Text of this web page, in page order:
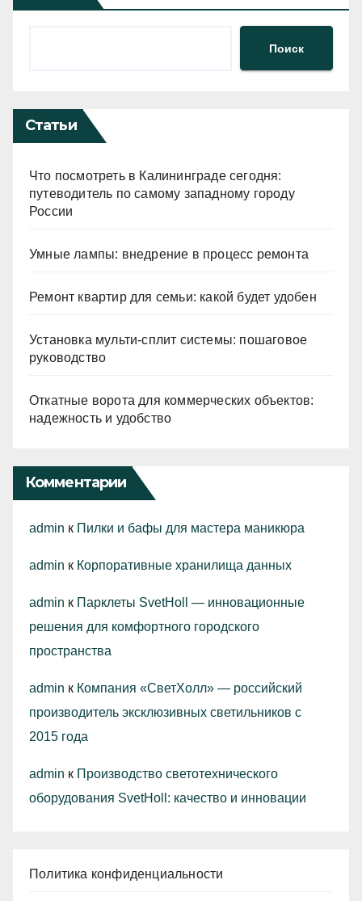
Поиск
Статьи
Что посмотреть в Калининграде сегодня:
путеводитель по самому западному городу
России
Умные лампы: внедрение в процесс ремонта
Ремонт квартир для семьи: какой будет удобен
Установка мульти-сплит системы: пошаговое
руководство
Откатные ворота для коммерческих объектов:
надежность и удобство
Комментарии
admin к Пилки и бафы для мастера маникюра
admin к Корпоративные хранилища данных
admin к Парклеты SvetHoll — инновационные
решения для комфортного городского
пространства
admin к Компания «СветХолл» — российский
производитель эксклюзивных светильников с
2015 года
admin к Производство светотехнического
оборудования SvetHoll: качество и инновации
Политика конфиденциальности